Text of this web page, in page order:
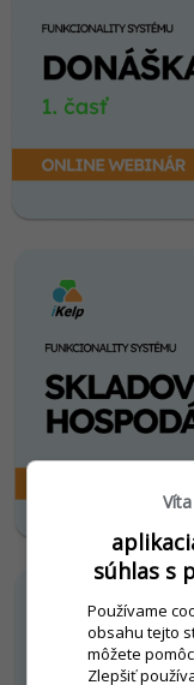
súhlas s
Používame
obsahu tejto
môžete
Zlepšiť